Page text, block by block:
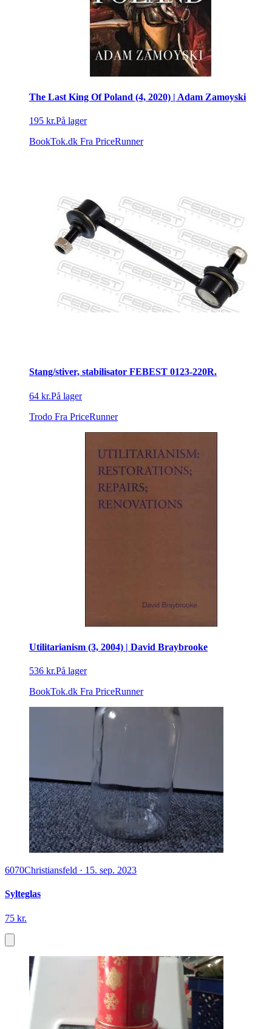
The Last King Of Poland (4, 2020) | Adam Zamoyski
195 kr.På lager
BookTok.dk Fra PriceRunner
Stang/stiver, stabilisator FEBEST 0123-220R.
64 kr.På lager
Trodo Fra PriceRunner
Utilitarianism (3, 2004) | David Braybrooke
536 kr.På lager
BookTok.dk Fra PriceRunner
6070Christiansfeld · 15. sep. 2023
Sylteglas
75 kr.